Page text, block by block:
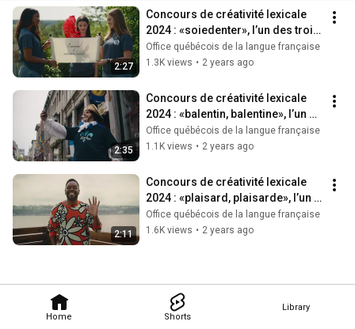
Home Shorts
Library
2:27
Concours de créativité lexicale
2024 : «soiedenter», l’un des trois
mots gagnants
Office québécois de la langue française
1.3K views • 2 years ago
2:35
Concours de créativité lexicale
2024 : «balentin, balentine», l’un
des trois mots gagnants
Office québécois de la langue française
1.1K views • 2 years ago
2:11
Concours de créativité lexicale
2024 : «plaisard, plaisarde», l’un
des trois mots gagnants
Office québécois de la langue française
1.6K views • 2 years ago